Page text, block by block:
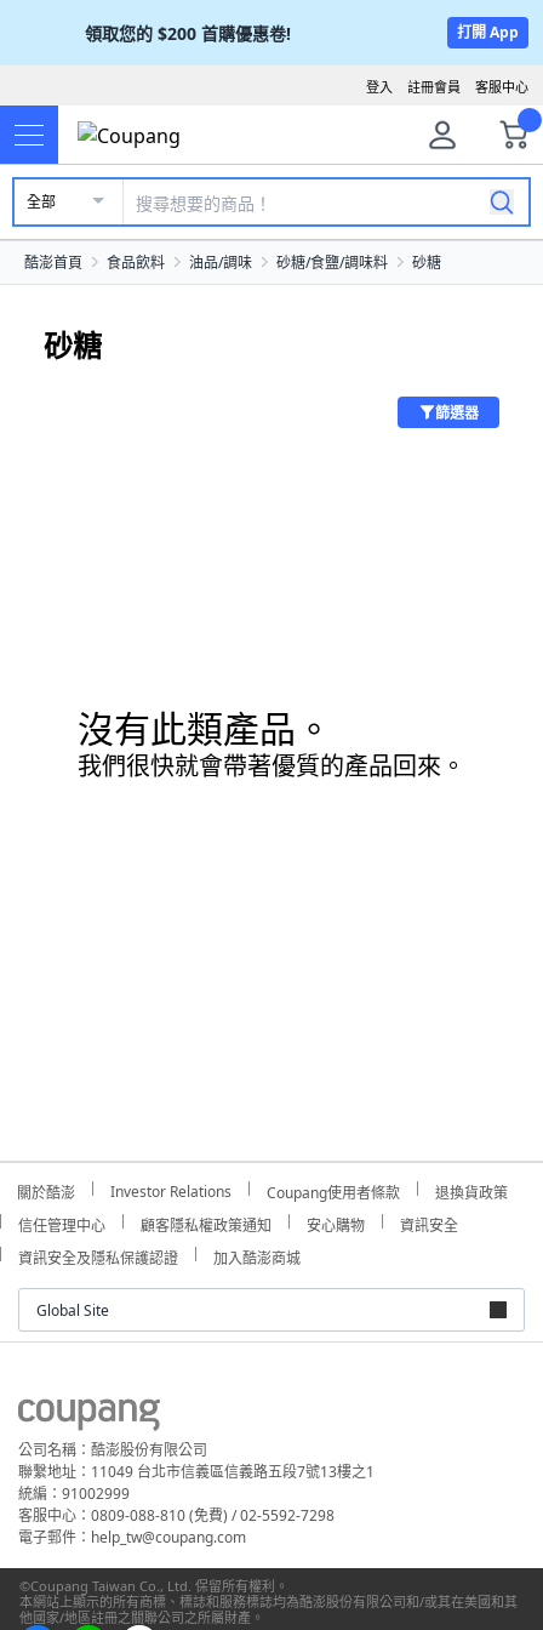
領取您的 $200 首購優惠卷! 打開 App
客服中心
註冊會員
登入
全部
酷澎首頁 食品飲料 油品/調味 砂糖/食鹽/調味料 砂糖
砂糖
篩選器
沒有此類產品。
我們很快就會帶著優質的產品回來。
關於酷澎 Investor Relations Coupang使用者條款
退換貨政策
信任管理中心
顧客隱私權政策通知 安心購物
資訊安全
資訊安全及隱私保護認證
加入酷澎商城
Global Site
公司名稱：酷澎股份有限公司
聯繫地址：11049 台北市信義區信義路五段7號13樓之1
統編：91002999
客服中心：0809-088-810 (免費) / 02-5592-7298
電子郵件：help_tw@coupang.com
©Coupang Taiwan Co., Ltd. 保留所有權利。
本網站上顯示的所有商標、標誌和服務標誌均為酷澎股份有限公司和/或其在美國和其
他國家/地區註冊之關聯公司之所屬財產。